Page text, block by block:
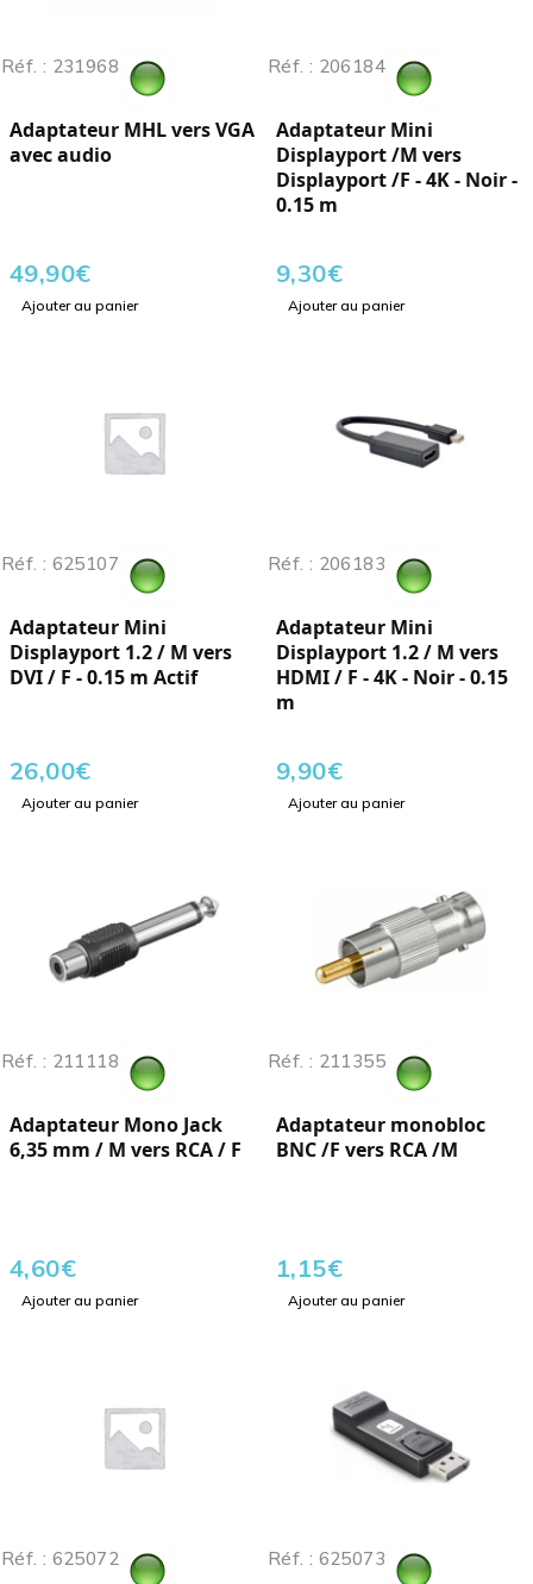
Réf. : 231968
Adaptateur MHL vers VGA
avec audio
49,90€
Ajouter au panier
Réf. : 206184
Adaptateur Mini
Displayport /M vers
Displayport /F - 4K - Noir -
0.15 m
9,30€
Ajouter au panier
Réf. : 625107
Adaptateur Mini
Displayport 1.2 / M vers
DVI / F - 0.15 m Actif
26,00€
Ajouter au panier
Réf. : 206183
Adaptateur Mini
Displayport 1.2 / M vers
HDMI / F - 4K - Noir - 0.15
m
9,90€
Ajouter au panier
Réf. : 211118
Adaptateur Mono Jack
6,35 mm / M vers RCA / F
4,60€
Ajouter au panier
Réf. : 211355
Adaptateur monobloc
BNC /F vers RCA /M
1,15€
Ajouter au panier
Réf. : 625072 Réf. : 625073